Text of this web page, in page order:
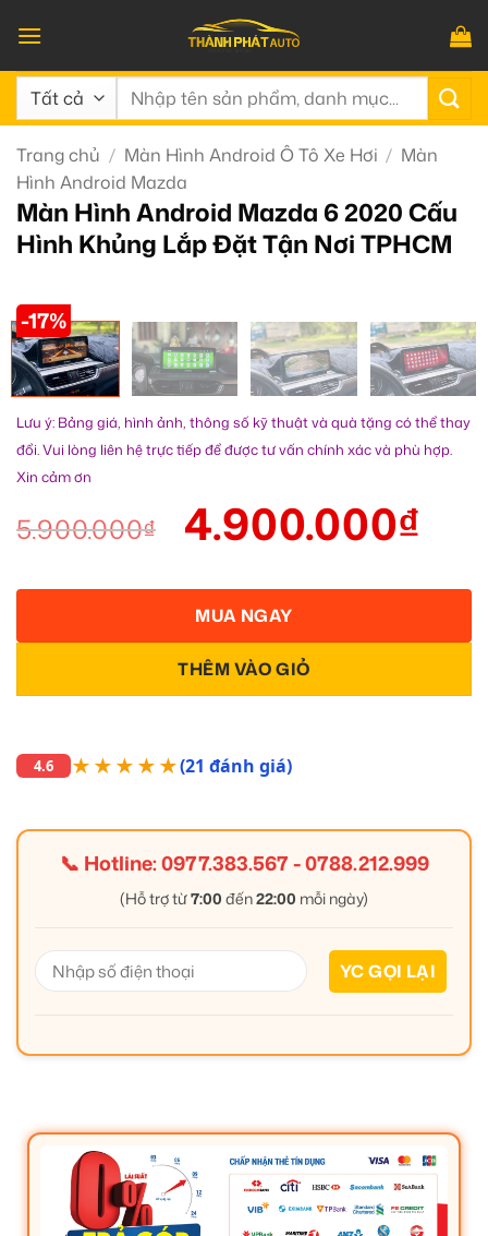
qua
nội
dung
Tìm
Trang chủ / Màn Hình Android Ô Tô Xe Hơi / Màn
Hình Android Mazda
Màn Hình Android Mazda 6 2020 Cấu
Hình Khủng Lắp Đặt Tận Nơi TPHCM
-17%
Lưu ý: Bảng giá, hình ảnh, thông số kỹ thuật và quà tặng có thể thay
đổi. Vui lòng liên hệ trực tiếp để được tư vấn chính xác và phù hợp.
Xin cảm ơn
5.900.000₫ 4.900.000₫
THÊM VÀO GIỎ
MUA NGAY
4.6 ★★★★★(21 đánh giá)
📞 Hotline:0977.383.567-0788.212.999
(Hỗ trợ từ7:00 đến22:00 mỗi ngày)